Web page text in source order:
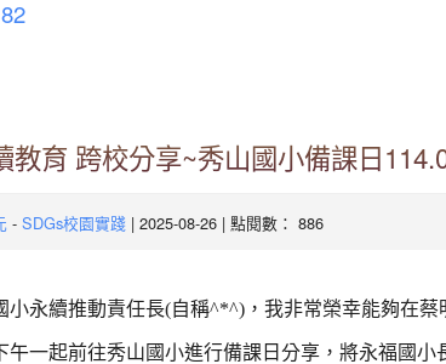
教育 跨校分享~秀山國小備課日
- SDGs校園實踐 | 2025-08-26 | 點閱數： 886
小永續推動責任長(自稱^*^)，我非常榮幸能夠在
午一起前往秀山國小進行備課日分享，將永福國